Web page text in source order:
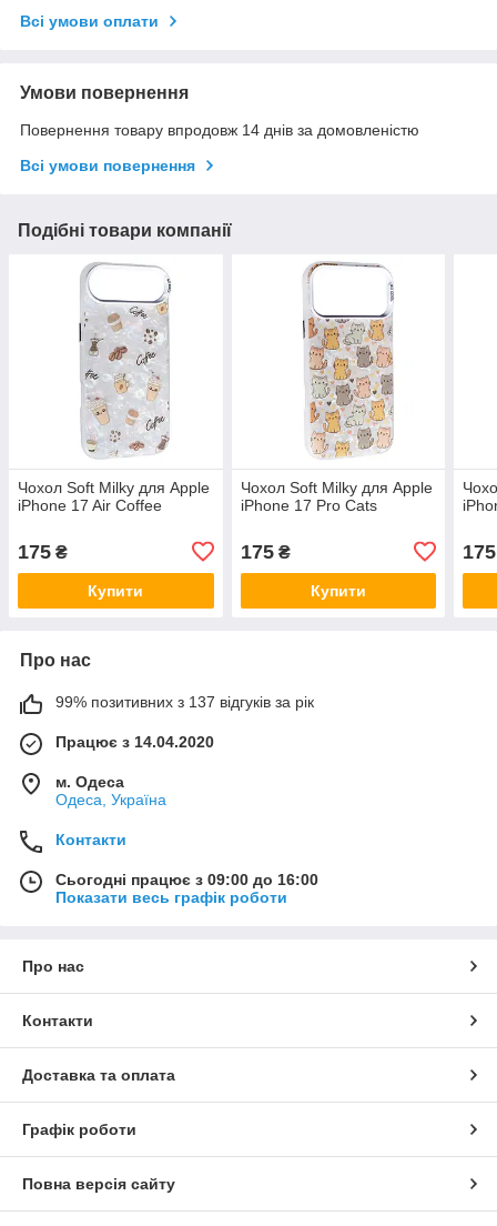
Всі умови оплати
Умови повернення
Повернення товару впродовж 14 днів за домовленістю
Всі умови повернення
Подібні товари компанії
Чохол Soft Milky для Apple
iPhone 17 Air Coffee
175 ₴
Купити
Чохол Soft Milky для Apple
iPhone 17 Pro Cats
175₴
Купити
175
Про нас
99% позитивних з 137 відгуків за рік
Працює з 14.04.2020
м. Одеса
Одеса, Україна
Контакти
Сьогодні працює з 09:00 до 16:00
Показати весь графік роботи
Про нас
Контакти
Доставка та оплата
Графік роботи
Повна версія сайту